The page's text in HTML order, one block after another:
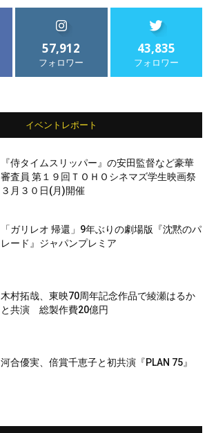
57,912
フォロワー
43,835
フォロワー
イベントレポート
『侍タイムスリッパー』の安田監督など豪華
審査員 第１９回ＴＯＨＯシネマズ学生映画祭
３月３０日(月)開催
「ガリレオ 帰還」9年ぶりの劇場版『沈黙のパ
レード』ジャパンプレミア
木村拓哉、東映70周年記念作品で綾瀬はるか
と共演 総製作費20億円
河合優実、倍賞千恵子と初共演『PLAN 75』